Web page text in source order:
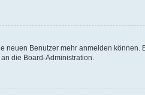
Benutzer mehr anmelden
die Board-Administration.